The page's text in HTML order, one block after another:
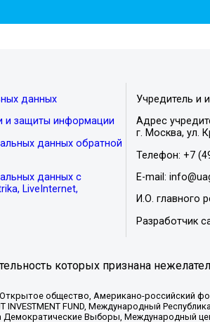
данных
и защиты информации
данных обратной
данных с
LiveInternet,
Учредитель и
Адрес
г. Москва, ул.
Телефон: +7
E-mail:
И.О. главного
Разработчик
которых признана
общество, Американо-российский
FUND, Международный
Выборы, Международный